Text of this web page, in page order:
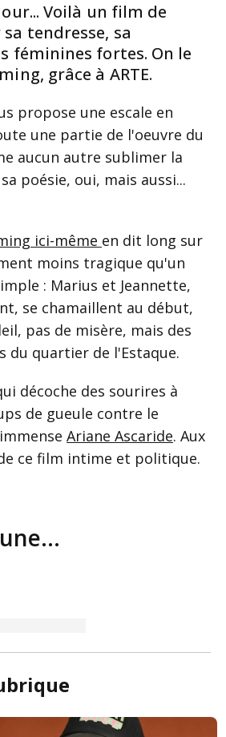
Voilà un film de
tendresse, sa
féminines fortes. On le
grâce à ARTE.
propose une escale en
une partie de l'oeuvre du
aucun autre sublimer la
poésie, oui, mais aussi...
ici-même en dit long sur
moins tragique qu'un
: Marius et Jeannette,
se chamaillent au début,
pas de misère, mais des
du quartier de l'Estaque.
décoche des sourires à
de gueule contre le
Ariane Ascaride. Aux
ce film intime et politique.